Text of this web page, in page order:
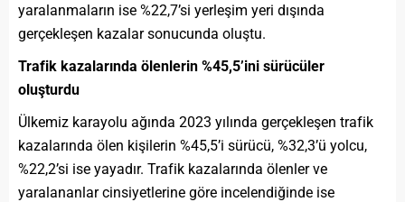
yaralanmaların ise %22,7’si yerleşim yeri dışında
gerçekleşen kazalar sonucunda oluştu.
Trafik kazalarında ölenlerin %45,5’ini sürücüler
oluşturdu
Ülkemiz karayolu ağında 2023 yılında gerçekleşen trafik
kazalarında ölen kişilerin %45,5’i sürücü, %32,3’ü yolcu,
%22,2’si ise yayadır. Trafik kazalarında ölenler ve
yaralananlar cinsiyetlerine göre incelendiğinde ise